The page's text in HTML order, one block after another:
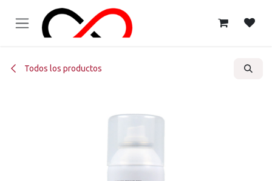
Todos los productos